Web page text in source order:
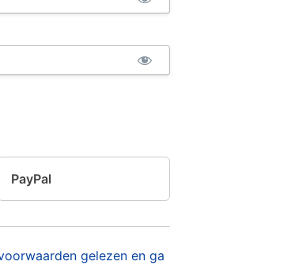
PayPal
gelezen en ga